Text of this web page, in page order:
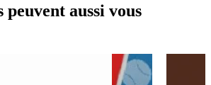
peuvent aussi vous